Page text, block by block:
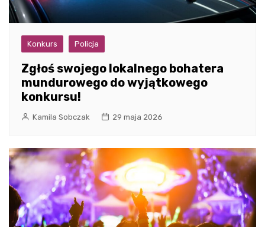
Konkurs Policja
Zgłoś swojego lokalnego bohatera
mundurowego do wyjątkowego
konkursu!
Kamila Sobczak 29 maja 2026